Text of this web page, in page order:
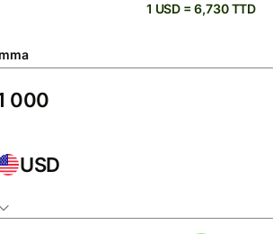
1 USD = 6,730 TTD
USD